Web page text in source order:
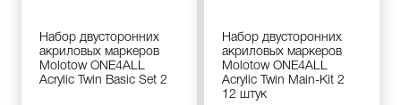
Набор двусторонних
акриловых маркеров
Molotow ONE4ALL
Acrylic Twin Basic Set 2
Набор двусторонних
акриловых маркеров
Molotow ONE4ALL
Acrylic Twin Main-Kit 2
12 штук